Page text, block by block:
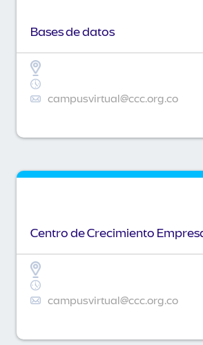
Bases de datos
campusvirtual@ccc.org.co
Centro de Crecimiento
campusvirtual@ccc.org.co